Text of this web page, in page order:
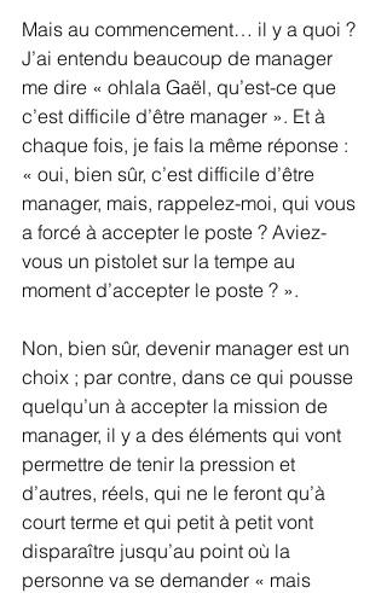
Mais au commencement… il y a quoi ?
J’ai entendu beaucoup de manager
me dire « ohlala Gaël, qu’est-ce que
c’est difficile d’être manager ». Et à
chaque fois, je fais la même réponse :
« oui, bien sûr, c’est difficile d’être
manager, mais, rappelez-moi, qui vous
a forcé à accepter le poste ? Aviez-
vous un pistolet sur la tempe au
moment d’accepter le poste ? ».
Non, bien sûr, devenir manager est un
choix ; par contre, dans ce qui pousse
quelqu’un à accepter la mission de
manager, il y a des éléments qui vont
permettre de tenir la pression et
d’autres, réels, qui ne le feront qu’à
court terme et qui petit à petit vont
disparaître jusqu’au point où la
personne va se demander « mais